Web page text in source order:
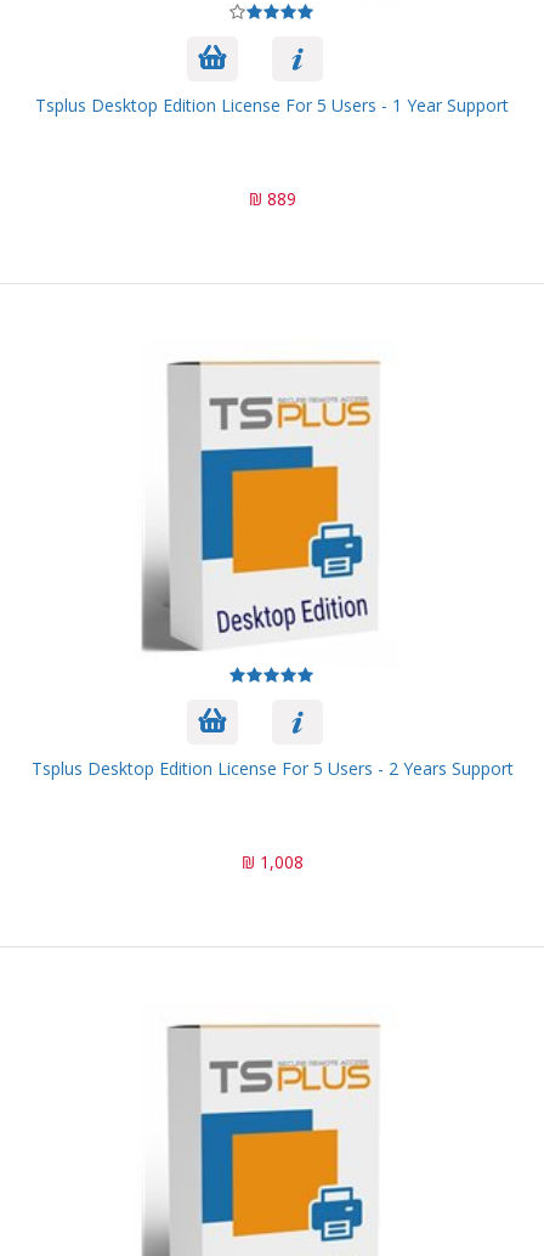
Tsplus Desktop Edition License For 5 Users - 1 Year Support
889 ₪
Tsplus Desktop Edition License For 5 Users - 2 Years Support
1,008 ₪